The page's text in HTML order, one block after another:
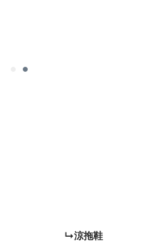
↳涼拖鞋